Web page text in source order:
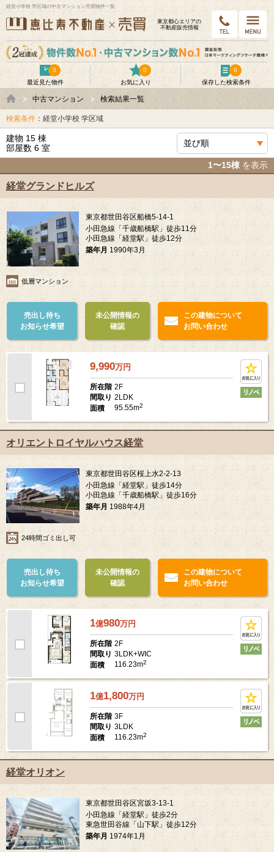
経堂小学校 学区域の中古マンション売買物件一覧
東京都⼼エリアの
不動産販売情報
最近見た物件
0
お気に入り
0
保存した検索条件
0
中古マンション 検索結果一覧
検索条件 ：経堂小学校 学区域
建物 15 棟
部屋数 6 室
1〜15棟 を表示
経堂グランドヒルズ
東京都世田谷区船橋5-14-1
小田急線「千歳船橋駅」徒歩11分
小田急線「経堂駅」徒歩12分
築年月 1990年3月
低層マンション
売出し待ち
お知らせ希望
未公開情報の
確認
この建物について
お問い合わせ
9,990万円
所在階 2F
間取り 2LDK
面積
95.55m2
オリエントロイヤルハウス経堂
東京都世田谷区桜上水2-2-13
小田急線「経堂駅」徒歩14分
小田急線「千歳船橋駅」徒歩16分
築年月 1988年4月
24時間ゴミ出し可
売出し待ち
お知らせ希望
未公開情報の
確認
この建物について
お問い合わせ
1億980万円
所在階 2F
間取り 3LDK+WIC
面積
116.23m2
1億1,800万円
所在階 3F
間取り 3LDK
面積
116.23m2
経堂オリオン
東京都世田谷区宮坂3-13-1
小田急線「経堂駅」徒歩2分
東急世田谷線「山下駅」徒歩12分
築年月 1974年1月